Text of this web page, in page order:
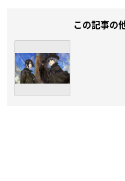
この記事の